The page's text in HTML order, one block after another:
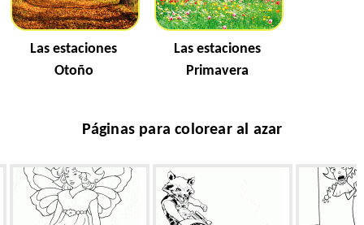
Las estaciones
Otoño
Las estaciones
Primavera
Páginas para colorear al azar